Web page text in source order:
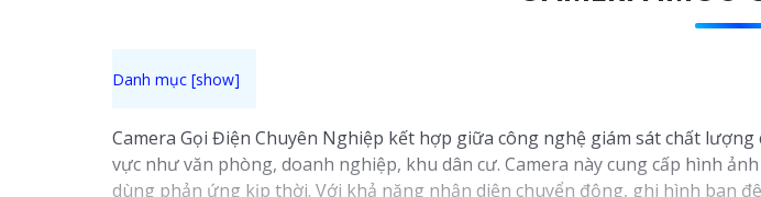
Camera Gọi Điện Chuyên Nghiệp kết hợp giữa công nghệ giám sát chất
vực như văn phòng, doanh nghiệp, khu dân cư. Camera này cung cấp hình
dùng phản ứng kịp thời. Với khả năng nhận diện chuyển động, ghi hình ban